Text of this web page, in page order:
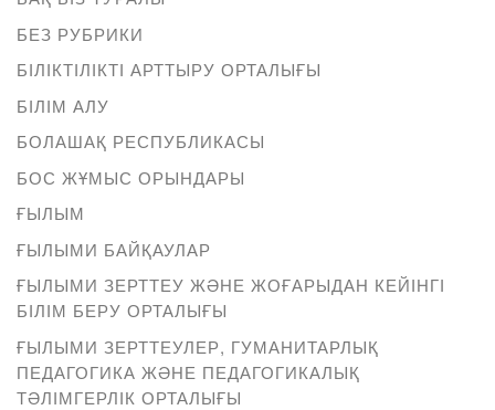
БЕЗ РУБРИКИ
БІЛІКТІЛІКТІ АРТТЫРУ ОРТАЛЫҒЫ
БІЛІМ АЛУ
БОЛАШАҚ РЕСПУБЛИКАСЫ
БОС ЖҰМЫС ОРЫНДАРЫ
ҒЫЛЫМ
ҒЫЛЫМИ БАЙҚАУЛАР
ҒЫЛЫМИ ЗЕРТТЕУ ЖӘНЕ ЖОҒАРЫДАН КЕЙІНГІ
БІЛІМ БЕРУ ОРТАЛЫҒЫ
ҒЫЛЫМИ ЗЕРТТЕУЛЕР, ГУМАНИТАРЛЫҚ
ПЕДАГОГИКА ЖӘНЕ ПЕДАГОГИКАЛЫҚ
ТӘЛІМГЕРЛІК ОРТАЛЫҒЫ